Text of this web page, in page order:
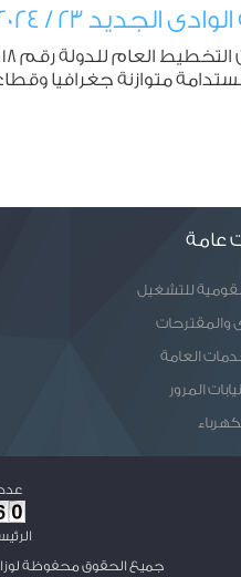
23 / 2024
متوازنة جغرافيا
عامة
للتشغيل
والمقترحات
العامة
المرور
جميع الحقوق محفوظة لوزارة